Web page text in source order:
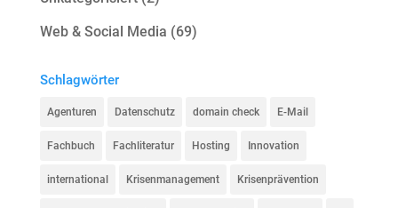
Web & Social Media (69)
Schlagwörter
Agenturen Datenschutz domain check E-Mail
Fachbuch Fachliteratur Hosting Innovation
international Krisenmanagement Krisenprävention